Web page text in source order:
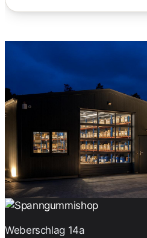
Weberschlag 14a